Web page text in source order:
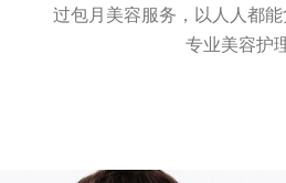
过包月美容服务，以人人都
专业美容护理